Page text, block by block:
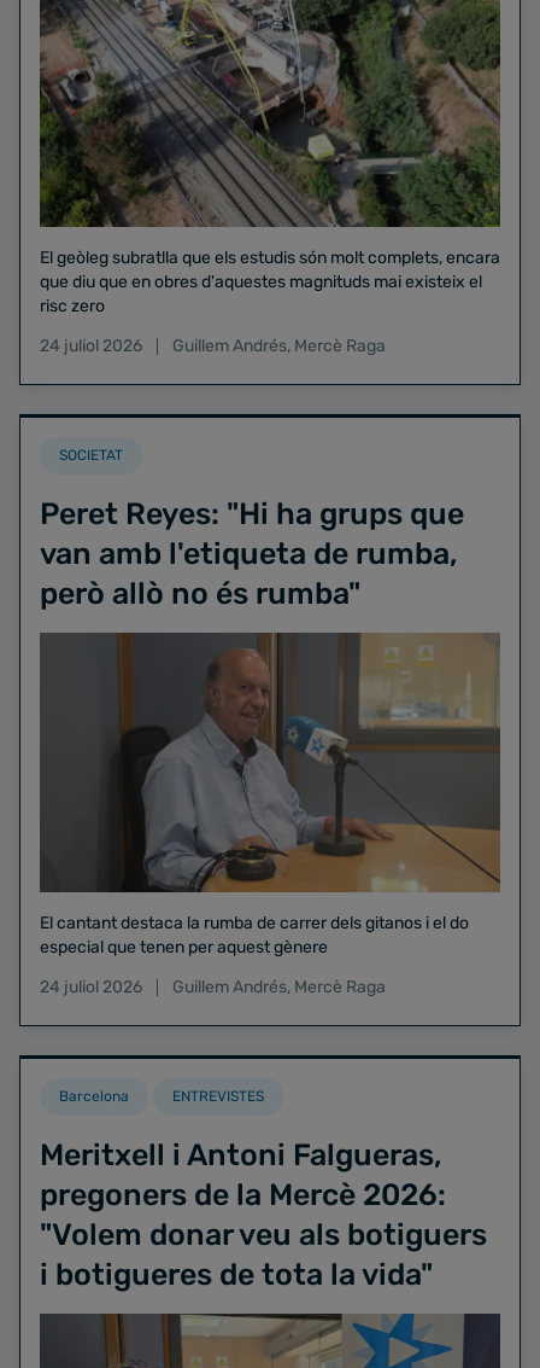
El geòleg subratlla que els estudis són molt complets, encara
que diu que en obres d'aquestes magnituds mai existeix el
risc zero
24 juliol 2026
Guillem Andrés, Mercè Raga
SOCIETAT
Peret Reyes: "Hi ha grups que
van amb l'etiqueta de rumba,
però allò no és rumba"
El cantant destaca la rumba de carrer dels gitanos i el do
especial que tenen per aquest gènere
24 juliol 2026
Guillem Andrés, Mercè Raga
Barcelona ENTREVISTES
Meritxell i Antoni Falgueras,
pregoners de la Mercè 2026:
"Volem donar veu als botiguers
i botigueres de tota la vida"